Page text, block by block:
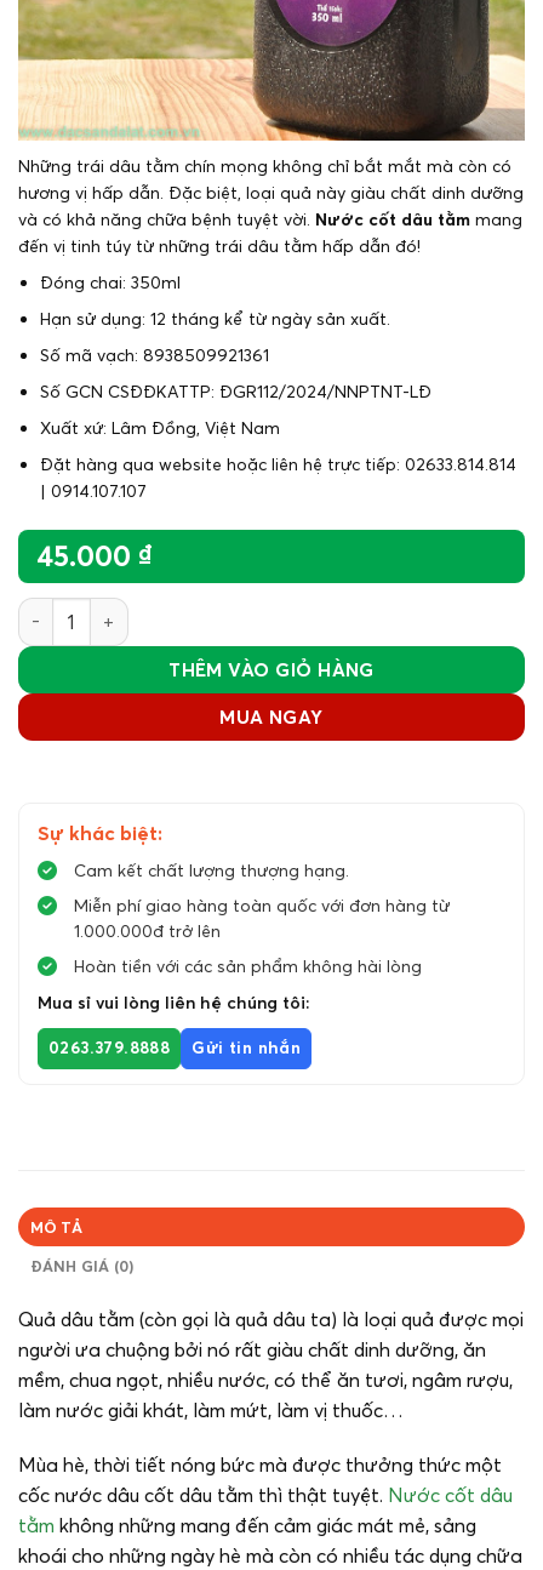
Những trái dâu tằm chín mọng không chỉ bắt mắt mà còn có
hương vị hấp dẫn. Đặc biệt, loại quả này giàu chất dinh dưỡng
và có khả năng chữa bệnh tuyệt vời. Nước cốt dâu tằm mang
đến vị tinh túy từ những trái dâu tằm hấp dẫn đó!
Đóng chai: 350ml
Hạn sử dụng: 12 tháng kể từ ngày sản xuất.
Số mã vạch: 8938509921361
Số GCN CSĐĐKATTP: ĐGR112/2024/NNPTNT-LĐ
Xuất xứ: Lâm Đồng, Việt Nam
Đặt hàng qua website hoặc liên hệ trực tiếp: 02633.814.814
| 0914.107.107
45.000 ₫
Nước cốt dâu tằm (350ml) số lượng
THÊM VÀO GIỎ HÀNG
MUA NGAY
Sự khác biệt:
Cam kết chất lượng thượng hạng.
Miễn phí giao hàng toàn quốc với đơn hàng từ
1.000.000đ trở lên
Hoàn tiền với các sản phẩm không hài lòng
Mua sỉ vui lòng liên hệ chúng tôi:
0263.379.8888 Gửi tin nhắn
MÔ TẢ
ĐÁNH GIÁ (0)
Quả dâu tằm (còn gọi là quả dâu ta) là loại quả được mọi
người ưa chuộng bởi nó rất giàu chất dinh dưỡng, ăn
mềm, chua ngọt, nhiều nước, có thể ăn tươi, ngâm rượu,
làm nước giải khát, làm mứt, làm vị thuốc…
Mùa hè, thời tiết nóng bức mà được thưởng thức một
cốc nước dâu cốt dâu tằm thì thật tuyệt. Nước cốt dâu
tằm không những mang đến cảm giác mát mẻ, sảng
khoái cho những ngày hè mà còn có nhiều tác dụng chữa